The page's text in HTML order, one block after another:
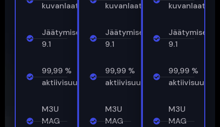
kuvanlaatu
Jäätymisenestoaine™
9.1
99,99 %
aktiivisuusajasta
M3U
MAG
kuvanlaatu
Jäätymisenestoaine™
9.1
99,99 %
aktiivisuusajasta
M3U
MAG
kuvanlaatu
9.1
99,99 %
M3U
MAG